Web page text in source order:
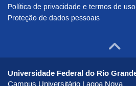
Política de privacidade e termos de uso
Proteção de dados pessoais
Ir
Universidade Federal do Rio
Campus Universitário Lagoa Nova